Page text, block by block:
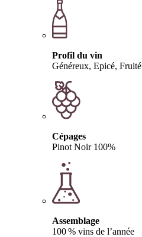
Profil du vin
Généreux, Epicé, Fruité
Cépages
Pinot Noir 100%
Assemblage
100 % vins de l’année